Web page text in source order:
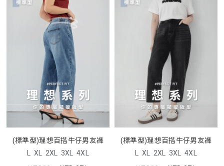
(標準型)理想百搭牛仔男友褲
L XL 2XL 3XL 4XL
(標準型)理想百搭牛仔男友褲
L XL 2XL 3XL 4XL